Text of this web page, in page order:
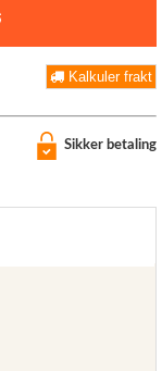
Kalkuler frakt
Sikker betaling